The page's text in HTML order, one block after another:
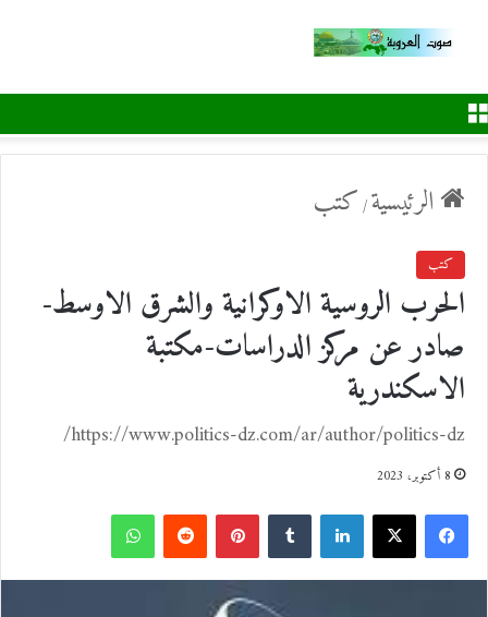
الرئيسية/ كتب
كتب
الحرب الروسية الاوكرانية والشرق الاوسط-
صادر عن مركز الدراسات-مكتبة
الاسكندرية
https://www.politics-dz.com/ar/author/politics-dz/
8 أكتوبر، 2023
ي
X
ي
T
ي
R
ا